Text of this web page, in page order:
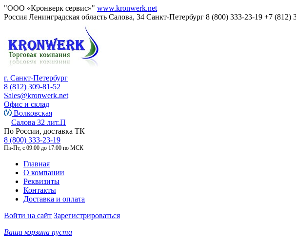
"ООО «Кронверк сервис»" www.kronwerk.net
Россия Ленинградская область Салова, 34 Санкт-Петербург 8 (800) 333-23-19 +7 (812)
г. Санкт-Петербург
8 (812) 309-81-52
Sales@kronwerk.net
Офис и склад
Волковская
Салова 32 лит.П
По России, доставка ТК
8 (800) 333-23-19
Пн-Пт, с 09:00 до 17:00 по МСК
Главная
О компании
Реквизиты
Контакты
Доставка и оплата
Войти на сайт Зарегистрироваться
Ваша корзина пуста